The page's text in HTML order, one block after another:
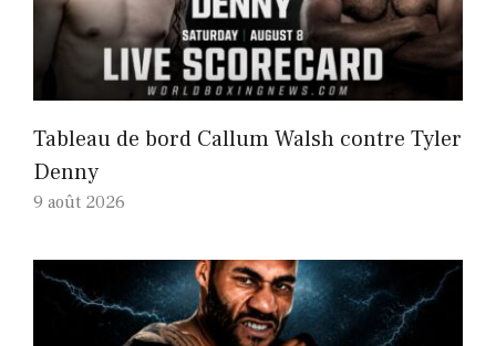
Tableau de bord Callum Walsh contre Tyler
Denny
9 août 2026